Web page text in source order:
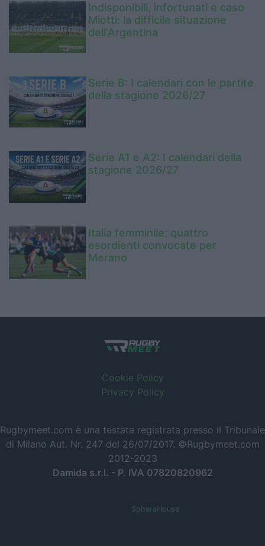
Indisponibili, infortunati e caso
Miotti: la difficile situazione
dell'Argentina
Serie B: I calendari con le partite
della stagione 2026/27
Serie A1 e A2: I calendari della
stagione 2026/27
Italia femminile: quattro
esordienti convocate per
Merano
Cookie Policy
Privacy Policy
Rugbymeet.com è una testata registrata presso il Tribunale
di Milano Aut. Nr. 247 del 26/07/2017. ©Rugbymeet.com
2012-2023
Damida s.r.l. - P. IVA 07820820962
SpheraHouse